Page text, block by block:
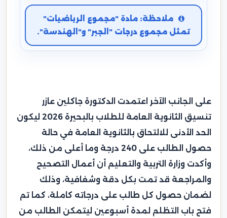
ملاحظة: مادة "مجموع الرياضيات"
تمثل مجموع درجات "الجبر" و"الهندسة".
على الجانب الآخر اعتمدت الدكتورة جاكلين عازر
تنسيق الثانوية العامة للطلاب بالبحيرة 2026 ليكون
الحد الأدنى للالتحاق بالثانوية العامة في حالة
حصول الطالب على 240 درجة وما أعلى من ذلك،
وأكدت وزارة التربية والتعليم أن أعمال التصحيح
والمراجعة قد تمت بكل دقة وشفافية، وذلك
لضمان حصول كل طالب على درجاته كاملة، كما تم
فتح باب التظلم لمدة أسبوعين ليتمكن الطالب من